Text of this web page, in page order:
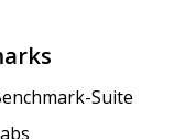
Suite